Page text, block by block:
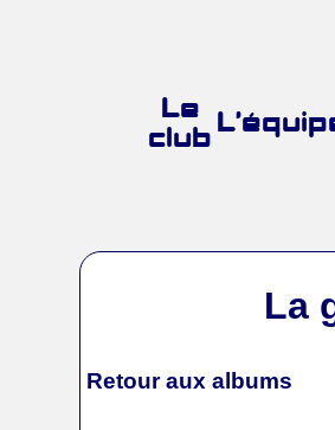
Le
club
La
Retour aux albums